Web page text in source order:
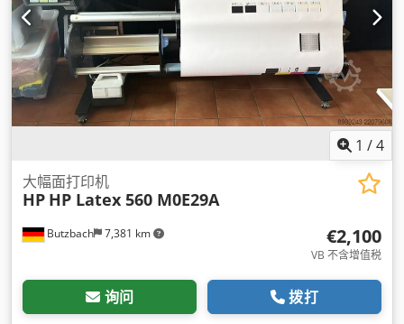
1 /4
Butzbach 7,381 km
大幅面打印机
HP HP Latex 560 M0E29A
€2,100
VB 不含增值税
询问 拨打